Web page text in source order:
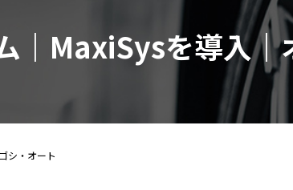
｜MaxiSysを導入｜
シ・オート